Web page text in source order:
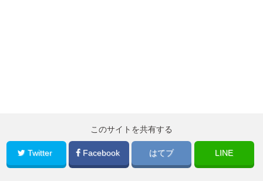
このサイトを共有する
Twitter Facebook はてブ LINE